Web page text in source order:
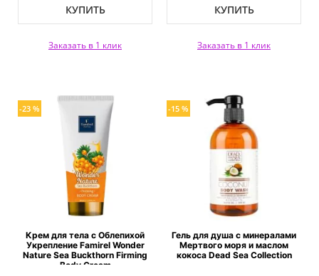
КУПИТЬ
Заказать в 1 клик
КУПИТЬ
Заказать в 1 клик
-23 %
Крем для тела с Облепихой
Укрепление Famirel Wonder
Nature Sea Buckthorn Firming
Body Cream
-15 %
Гель для душа с минералами
Мертвого моря и маслом
кокоса Dead Sea Collection